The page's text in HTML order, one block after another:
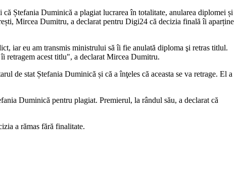
Ștefania Duminică a plagiat lucrarea în totalitate, anularea diplomei și
Mircea Dumitru, a declarat pentru Digi24 că decizia finală îi aparține
iar eu am transmis ministrului să îi fie anulată diploma şi retras titlul.
retragem acest titlu", a declarat Mircea Dumitru.
de stat Ștefania Duminică și că a înţeles că aceasta se va retrage. El a
Duminică pentru plagiat. Premierul, la rândul său, a declarat că
a rămas fără finalitate.